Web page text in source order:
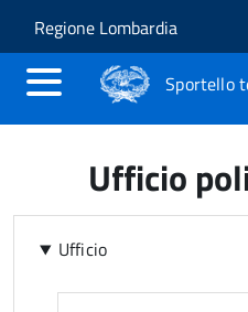
Salta al contenuto
Skip to site navigation
Regione Lombardia
Sportello
Ufficio
Ufficio